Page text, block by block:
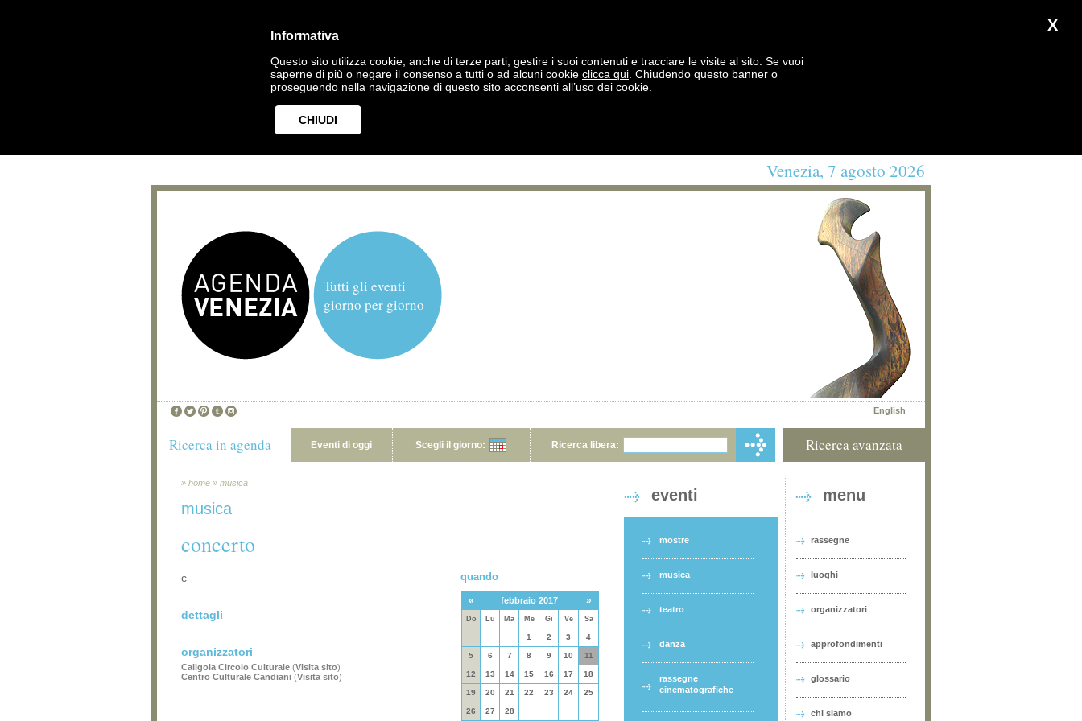
X
Informativa
Questo sito utilizza cookie, anche di terze parti, gestire i suoi contenuti e tracciare le visite al sito. Se vuoi
saperne di più o negare il consenso a tutti o ad alcuni cookie clicca qui . Chiudendo questo banner o
proseguendo nella navigazione di questo sito acconsenti all’uso dei cookie.
CHIUDI
Venezia, 7 agosto 2026
Tutti gli eventi
giorno per giorno
English
Ricerca in agenda Eventi di oggi Scegli il giorno: Ricerca libera: Ricerca avanzata
» home » musica
musica
concerto
c
dettagli
organizzatori
Caligola Circolo Culturale (Visita sito)
Centro Culturale Candiani (Visita sito)
quando
« febbraio 2017 »
Do Lu Ma Me Gi Ve Sa
1 2 3 4
5 6 7 8 9 10 11
12 13 14 15 16 17 18
19 20 21 22 23 24 25
26 27 28
eventi
mostre
musica
teatro
danza
rassegne
cinematografiche
menu
rassegne
luoghi
organizzatori
approfondimenti
glossario
chi siamo